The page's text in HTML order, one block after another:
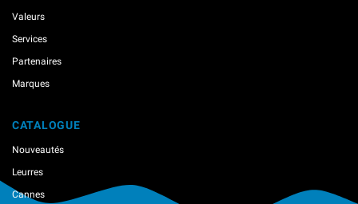
Longasbaits
Megabass
Musaga
Ragot
Reins
Sakura
Savage Gear
Valeurs
Services
Partenaires
Marques
CATALOGUE
Nouveautés
Leurres
Cannes